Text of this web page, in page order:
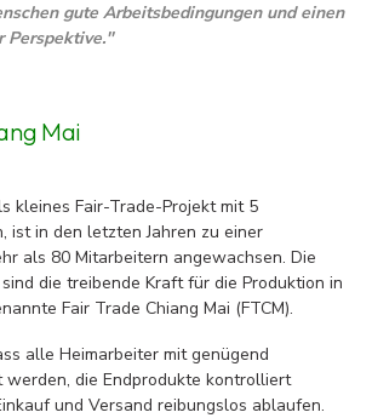
gute Arbeitsbedingungen und einen
Perspektive.''
Mai
kleines Fair-Trade-Projekt mit 5
ist in den letzten Jahren zu einer
als 80 Mitarbeitern angewachsen. Die
die treibende Kraft für die Produktion in
Fair Trade Chiang Mai (FTCM).
alle Heimarbeiter mit genügend
die Endprodukte kontrolliert
und Versand reibungslos ablaufen.